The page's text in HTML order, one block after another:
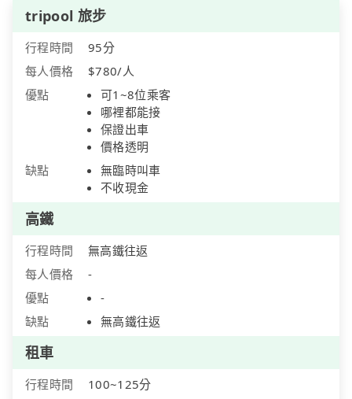
tripool 旅步
行程時間
95分
每人價格
$780/人
優點
可1~8位乘客
哪裡都能接
保證出車
價格透明
缺點
無臨時叫車
不收現金
高鐵
行程時間
無高鐵往返
每人價格
-
優點
-
缺點
無高鐵往返
租車
行程時間
100~125分